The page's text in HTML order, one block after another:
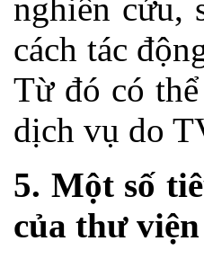
nghiên cứu,
cách tác
Từ đó có
dịch vụ do
5. Một số
của thư